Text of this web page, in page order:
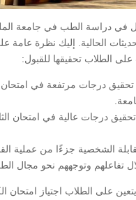
في دراسة الطب في جامعة
الحالية. إليك نظرة عامة
الطلاب تحقيقها للقبول:
درجات مرتفعة في امتحان
درجات عالية في امتحان
الشخصية جزءًا من عملية
تفاعلهم وتوجههم نحو مجال
على الطلاب اجتياز امتحان